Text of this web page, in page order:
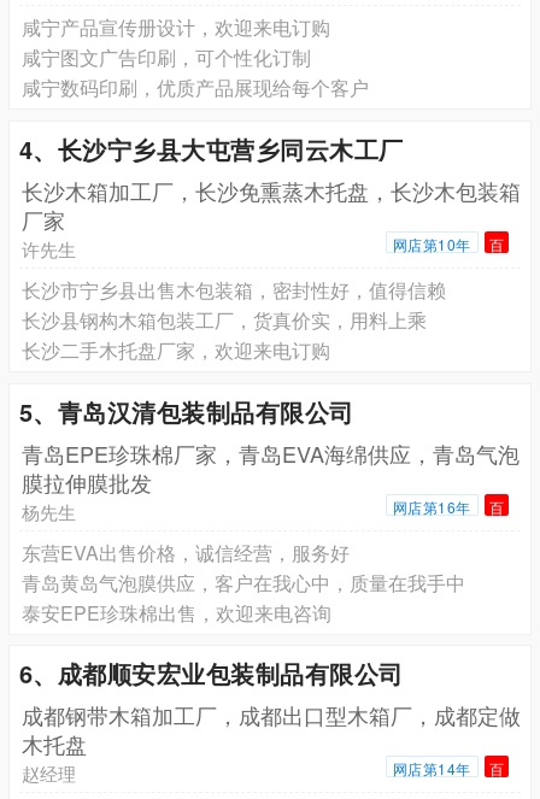
咸宁产品宣传册设计，欢迎来电订购
咸宁图文广告印刷，可个性化订制
咸宁数码印刷，优质产品展现给每个客户
4、长沙宁乡县大屯营乡同云木工厂
长沙木箱加工厂，长沙免熏蒸木托盘，长沙木包装箱
厂家
许先生 网店第10年 百
长沙市宁乡县出售木包装箱，密封性好，值得信赖
长沙县钢构木箱包装工厂，货真价实，用料上乘
长沙二手木托盘厂家，欢迎来电订购
5、青岛汉清包装制品有限公司
青岛EPE珍珠棉厂家，青岛EVA海绵供应，青岛气泡
膜拉伸膜批发
杨先生 网店第16年 百
东营EVA出售价格，诚信经营，服务好
青岛黄岛气泡膜供应，客户在我心中，质量在我手中
泰安EPE珍珠棉出售，欢迎来电咨询
6、成都顺安宏业包装制品有限公司
成都钢带木箱加工厂，成都出口型木箱厂，成都定做
木托盘
赵经理 网店第14年 百